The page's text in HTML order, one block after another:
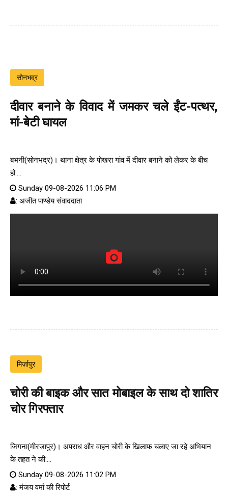
सोनभद्र
दीवार बनाने के विवाद में जमकर चले ईंट-पत्थर,
मां-बेटी घायल
बभनी(सोनभद्र)। थाना क्षेत्र के पोखरा गांव में दीवार बनाने को लेकर के बीच
हो....
Sunday 09-08-2026 11:06 PM
: अजीत पाण्डेय संवाददाता
मिर्ज़ापुर
चोरी की बाइक और सात मोबाइल के साथ दो शातिर
चोर गिरफ्तार
जिगना(मीरजापुर)। अपराध और वाहन चोरी के खिलाफ चलाए जा रहे अभियान
के तहत ने की....
Sunday 09-08-2026 11:02 PM
: मंजय वर्मा की रिपोर्ट